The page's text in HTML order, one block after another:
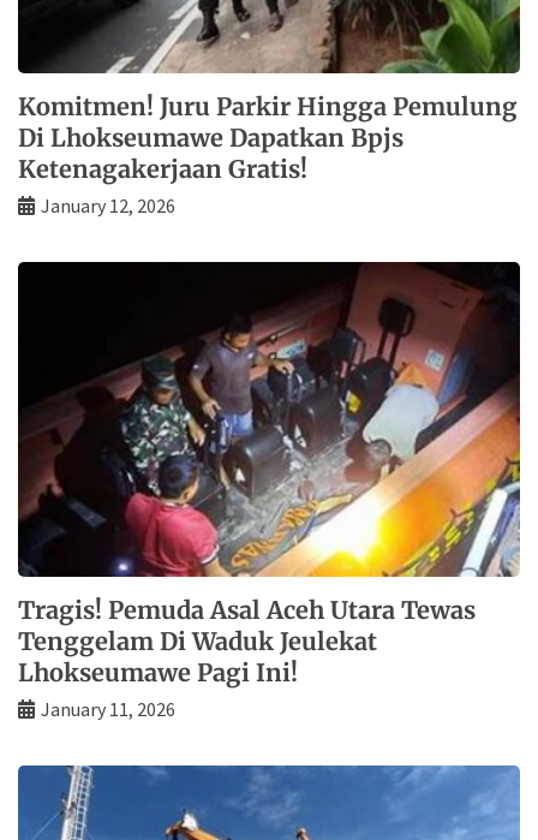
Komitmen! Juru Parkir Hingga Pemulung
Di Lhokseumawe Dapatkan Bpjs
Ketenagakerjaan Gratis!
January 12, 2026
Tragis! Pemuda Asal Aceh Utara Tewas
Tenggelam Di Waduk Jeulekat
Lhokseumawe Pagi Ini!
January 11, 2026